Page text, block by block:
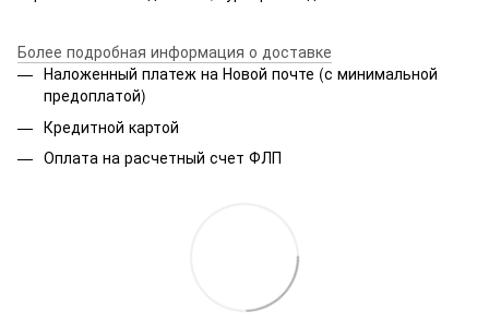
Более подробная информация о доставке
Наложенный платеж на Новой почте (с минимальной
предоплатой)
Кредитной картой
Оплата на расчетный счет ФЛП